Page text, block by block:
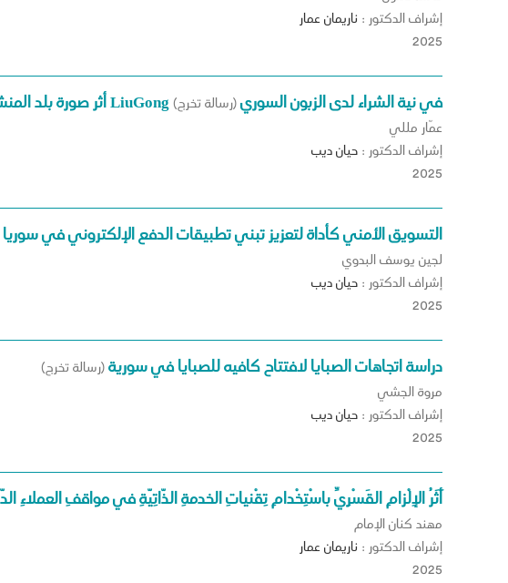
إشراف الدكتور : ناريمان عمار
2025
أثر صورة بلد المنشأ والمزيج التسويقي المعتمد لدى LiuGong في نية الشراء لدى الزبون السوري(رسالة تخرج)
عمّار مللي
إشراف الدكتور : حيانديب
2025
التسويق الأمني كأداة لتعزيز تبني تطبيقات الدفع الإلكتروني في سوريا
لجين يوسف البدوي
إشراف الدكتور : حيانديب
2025
دراسة اتجاهات الصبايا لافتتاح كافيه للصبايا في سورية(رسالة تخرج)
مروة الجشي
إشراف الدكتور : حيانديب
2025
أَثَرُ الإِلْزامِ القَسْرِيِّ باسْتِخْدامِ تِقْنياتِ الخدمةِ الذّاتِيّةِ في مواقفِ العملاءِ
مهند كنان الإمام
إشراف الدكتور : ناريمان عمار
2025